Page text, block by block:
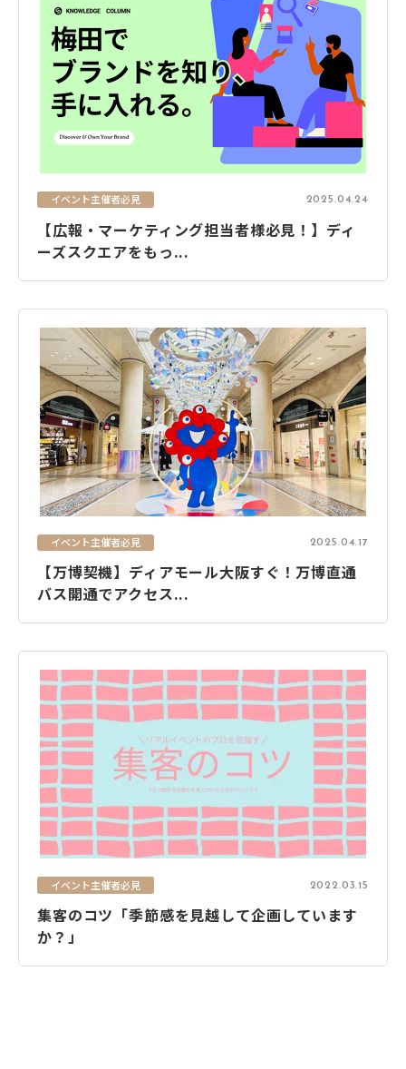
イベント主催者必見 2025.04.24
【広報・マーケティング担当者様必見！】ディ
ーズスクエアをもっ...
イベント主催者必見 2025.04.17
【万博契機】ディアモール大阪すぐ！万博直通
バス開通でアクセス...
イベント主催者必見 2022.03.15
集客のコツ「季節感を見越して企画しています
か？」